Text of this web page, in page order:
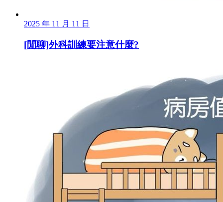
2025 年 11 月 11 日
[閒聊]外科訓練要注意什麼?